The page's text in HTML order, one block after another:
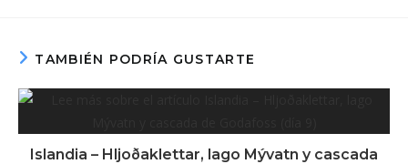
TAMBIÉN PODRÍA GUSTARTE
Islandia – Hljoðaklettar, lago Mývatn y cascada